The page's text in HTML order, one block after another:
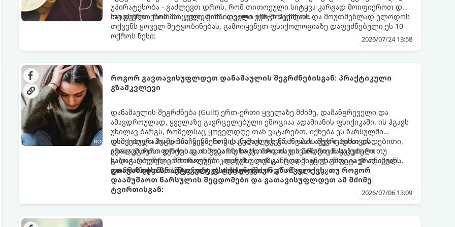
უპირატესობა - გაძლევთ დროს, რომ თითოეული სიტყვა კარგად მოიფიქროთ და
საიდუმლოებით მოცული, მიმზიდველი იმიჯი შექმნათ.
თუ გსურთ, რომ მან ტელეფონს თვალი ვერ მოაცილოს და მოუთმენლად ელოდოს
თქვენს ყოველ შეტყობინებას, გამოიყენეთ ფსიქოლოგიაზე დაფუძნებული ეს 10
ოქროს წესი:
2026/07/24 13:58
როგორ გავთავისუფლდეთ დანაშაულის შეგრძნებისგან: პრაქტიკული
გზამკვლევი
დანაშაულის შეგრძნება (Guilt) ერთ-ერთი ყველაზე მძიმე, დამანგრეველი და
ამავდროულად, ყველაზე გავრცელებული ემოციაა ადამიანის ფსიქიკაში. ის ჰგავს
უხილავ ბარგს, რომელსაც ყოველდღე თან ვატარებთ. იქნება ეს წარსულში
დაშვებული შეცდომა, ვინმესთვის გულის ტკენა, ოჯახის წევრებისთვის
არასაკმარისი დროის დათმობა თუ საკუთარი თავის მიმართ წაყენებული
გადაჭარბებული მოთხოვნები -დანაშაულის განცდა შიგნიდან ფიტავს ადამიანს
და ართმევს მას აწმყოთი ტკბობის უნარს.
ფსიქოთერაპიაში მიიჩნევა, რომ დანაშაულის გრძნობას აქვს თავისი დადებითი,
ევოლუციური ფუნქციაც ის გვკარნახობს, როდის დავარღვიეთ საკუთარი თუ
საზოგადოებრივი მორალური კოდექსი. თუმცა, როდესაც ეს ემოცია ქრონიკულ
ფორმას იღებს, ის ნევროზულ, ტოქსიკურ სინდრომად იქცევა.
გთავაზობთ პრაქტიკულ, ფსიქოლოგიურ გზამკვლევს, თუ როგორ
დაამუშაოთ წარსულის შეცდომები და გათავისუფლდეთ ამ მძიმე
ტვირთისგან:
2026/07/06 13:09